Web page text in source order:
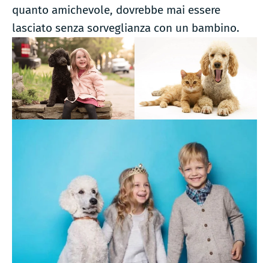
quanto amichevole, dovrebbe mai essere
lasciato senza sorveglianza con un bambino.